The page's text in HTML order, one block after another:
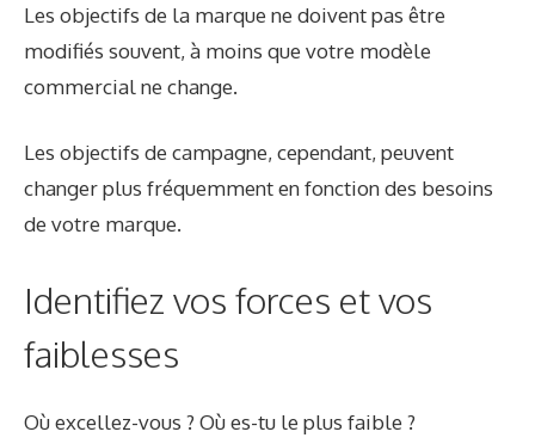
Les objectifs de la marque ne doivent pas être
modifiés souvent, à moins que votre modèle
commercial ne change.
Les objectifs de campagne, cependant, peuvent
changer plus fréquemment en fonction des besoins
de votre marque.
Identifiez vos forces et vos
faiblesses
Où excellez-vous ? Où es-tu le plus faible ?